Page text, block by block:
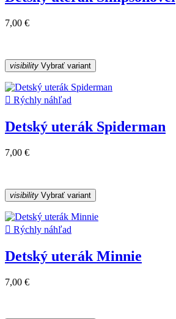
7,00 €
visibility Vybrať variant
 Rýchly náhľad
Detský uterák Spiderman
7,00 €
visibility Vybrať variant
 Rýchly náhľad
Detský uterák Minnie
7,00 €